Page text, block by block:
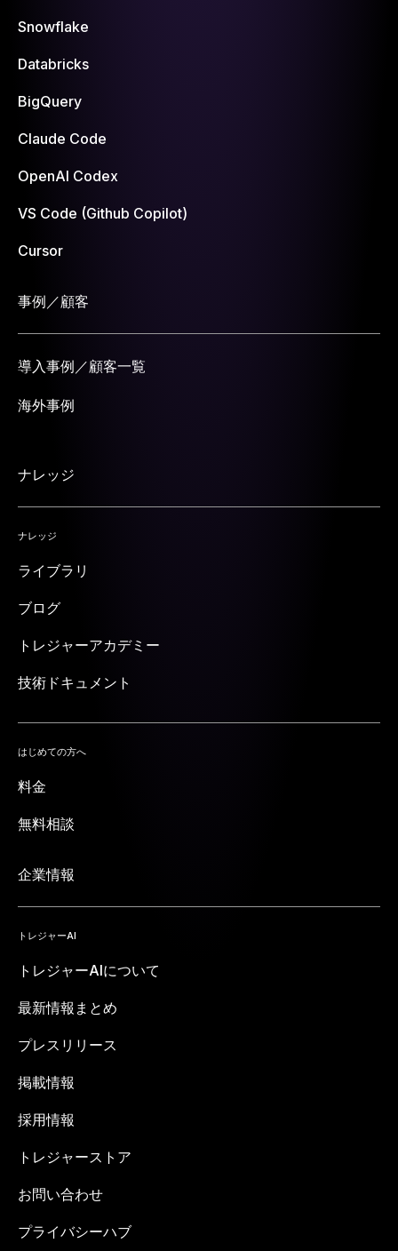
Snowflake
Databricks
BigQuery
Claude Code
OpenAI Codex
VS Code (Github Copilot)
Cursor
事例／顧客
導入事例／顧客一覧
海外事例
ナレッジ
ナレッジ
ライブラリ
ブログ
トレジャーアカデミー
技術ドキュメント
はじめての方へ
料金
無料相談
企業情報
トレジャーAI
トレジャーAIについて
最新情報まとめ
プレスリリース
掲載情報
採用情報
トレジャーストア
お問い合わせ
プライバシーハブ